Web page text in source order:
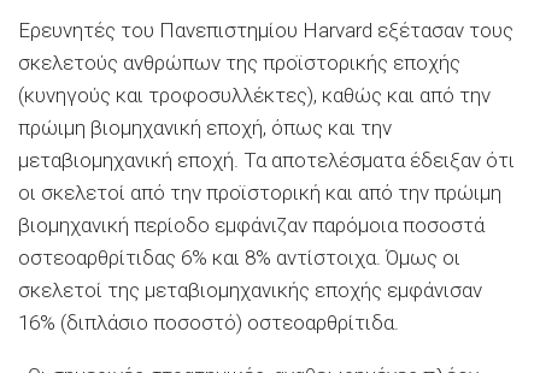
Ερευνητές του Πανεπιστημίου Harvard εξέτασαν τους
σκελετούς ανθρώπων της προϊστορικής εποχής
(κυνηγούς και τροφοσυλλέκτες), καθώς και από την
πρώιμη βιομηχανική εποχή, όπως και την
μεταβιομηχανική εποχή. Τα αποτελέσματα έδειξαν ότι
οι σκελετοί από την προϊστορική και από την πρώιμη
βιομηχανική περίοδο εμφάνιζαν παρόμοια ποσοστά
οστεοαρθρίτιδας 6% και 8% αντίστοιχα. Όμως οι
σκελετοί της μεταβιομηχανικής εποχής εμφάνισαν
16% (διπλάσιο ποσοστό) οστεοαρθρίτιδα.